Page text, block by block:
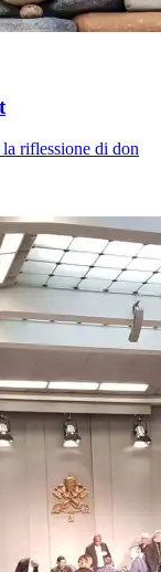
riflessione di don